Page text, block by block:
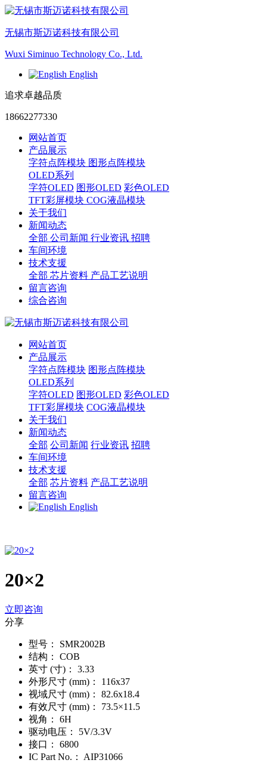
无锡市斯迈诺科技有限公司
Wuxi Siminuo Technology Co., Ltd.
English
追求卓越品质
18662277330
网站首页
产品展示
字符点阵模块 图形点阵模块
OLED系列
字符OLED 图形OLED 彩色OLED
TFT彩屏模块 COG液晶模块
关于我们
新闻动态
全部 公司新闻 行业资讯 招聘
车间环境
技术支援
全部 芯片资料 产品工艺说明
留言咨询
综合咨询
网站首页
产品展示
字符点阵模块 图形点阵模块
OLED系列
字符OLED 图形OLED 彩色OLED
TFT彩屏模块 COG液晶模块
关于我们
新闻动态
全部 公司新闻 行业资讯 招聘
车间环境
技术支援
全部 芯片资料 产品工艺说明
留言咨询
English
20×2
立即咨询
分享
型号：
SMR2002B
结构：
COB
英寸 (寸)：
3.33
外形尺寸 (mm)：
116x37
视域尺寸 (mm)：
82.6x18.4
有效尺寸 (mm)：
73.5×11.5
视角：
6H
驱动电压：
5V/3.3V
接口：
6800
IC Part No.：
AIP31066